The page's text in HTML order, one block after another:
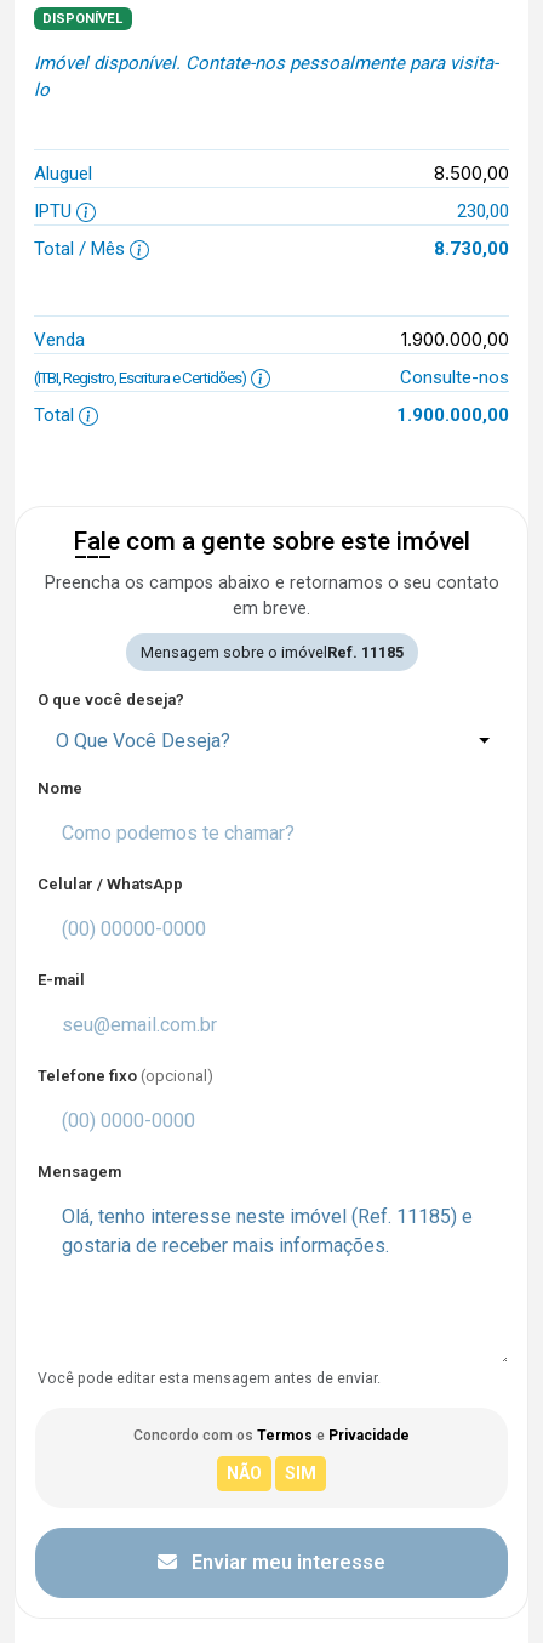
DISPONÍVEL
Imóvel disponível. Contate-nos pessoalmente para visita-
lo
Aluguel 8.500,00
IPTU
230,00
Total / Mês
8.730,00
Venda 1.900.000,00
(ITBI, Registro, Escritura e Certidões)
Consulte-nos
Total
1.900.000,00
Fale com a gente sobre este imóvel
Preencha os campos abaixo e retornamos o seu contato
em breve.
Mensagem sobre o imóvelRef. 11185
O que você deseja?
O Que Você Deseja?
Nome
Celular / WhatsApp
E-mail
Telefone fixo (opcional)
Mensagem
Você pode editar esta mensagem antes de enviar.
Concordo com os Termos e Privacidade
Enviar meu interesse